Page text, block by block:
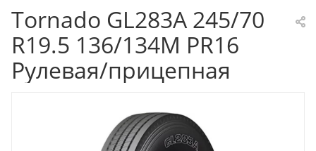
Tornado GL283A 245/70
R19.5 136/134M PR16
Рулевая/прицепная